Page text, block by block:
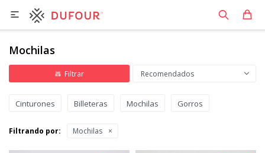

Mochilas
Recomendados
Cinturones Billeteras Mochilas Gorros
Filtrando por: Mochilas